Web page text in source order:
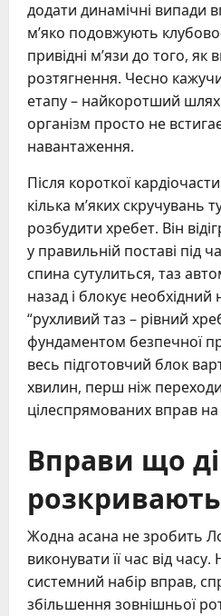
додати динамічні випади
м’яко подовжують
привідні м’язи до того, як
розтягнення. Чесно
етапу – найкоротший
організм просто не
навантаження.
Після короткої
кілька м’яких скручувань
розбудити хребет. Він
у правильній поставі під
спина сутулиться, таз
назад і блокує необхідний
“рухливий таз – рівний
фундаментом безпечної
весь підготовчий блок
хвилин, перш ніж
цілеспрямованих вправ на
Вправи що
розкривають
Жодна асана не зробить
виконувати її час від
системний набір вправ,
збільшення зовнішньої